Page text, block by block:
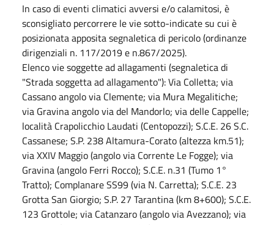
In caso di eventi climatici avversi e/o calamitosi, è
sconsigliato percorrere le vie sotto-indicate su cui è
posizionata apposita segnaletica di pericolo (ordinanze
dirigenziali n. 117/2019 e n.867/2025).
Elenco vie soggette ad allagamenti (segnaletica di
"Strada soggetta ad allagamento"): Via Colletta; via
Cassano angolo via Clemente; via Mura Megalitiche;
via Gravina angolo via del Mandorlo; via delle Cappelle;
località Crapolicchio Laudati (Centopozzi); S.C.E. 26 S.C.
Cassanese; S.P. 238 Altamura-Corato (altezza km.51);
via XXIV Maggio (angolo via Corrente Le Fogge); via
Gravina (angolo Ferri Rocco); S.C.E. n.31 (Tumo 1°
Tratto); Complanare SS99 (via N. Carretta); S.C.E. 23
Grotta San Giorgio; S.P. 27 Tarantina (km 8+600); S.C.E.
123 Grottole; via Catanzaro (angolo via Avezzano); via